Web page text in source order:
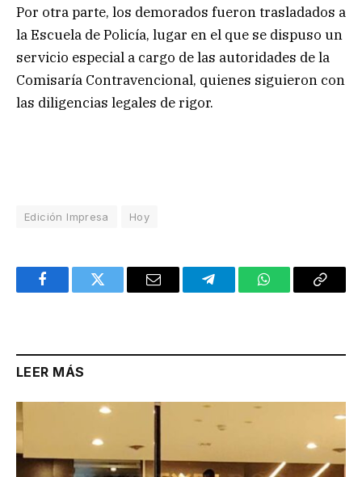
Por otra parte, los demorados fueron trasladados a
la Escuela de Policía, lugar en el que se dispuso un
servicio especial a cargo de las autoridades de la
Comisaría Contravencional, quienes siguieron con
las diligencias legales de rigor.
Edición Impresa Hoy
FacebookTwitter Email TelegramWhatsAppCopy
LEER MÁS